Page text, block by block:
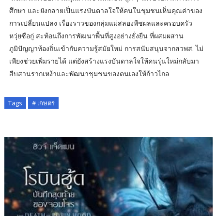
ศึกษา และยังกลายเป็นแรงบันดาลใจให้คนในชุมชนเห็นคุณค่าของ
การเปลี่ยนแปลง เรื่องราวของกลุ่มแม่สลองพืชผลและครอบครัว
หวุ่ยซือกู่ สะท้อนถึงการพัฒนาพื้นที่สูงอย่างยั่งยืน ที่ผสมผสาน
ภูมิปัญญาท้องถิ่นเข้ากับความรู้สมัยใหม่ การสนับสนุนจากสวพส. ไม่
เพียงช่วยเพิ่มรายได้ แต่ยังสร้างแรงบันดาลใจให้คนรุ่นใหม่กลับมา
สืบสานรากเหง้าและพัฒนาชุมชนของตนเองให้ก้าวไกล
Tags # เกษตร